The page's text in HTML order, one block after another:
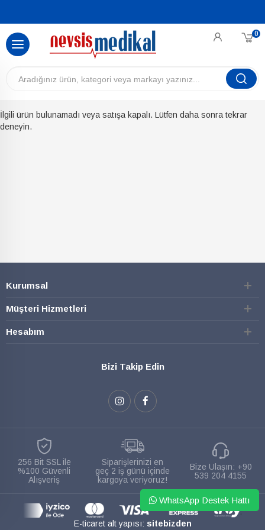
0
İlgili ürün bulunamadı veya satışa kapalı. Lütfen daha sonra tekrar
deneyin.
Kurumsal
Müşteri Hizmetleri
Hesabım
Bizi Takip Edin
256 Bit SSL ile
%100 Güvenli
Alışveriş
Siparişlerinizi en
geç 2 iş günü içinde
kargoya veriyoruz!
Bize Ulaşın: +90
539 204 4155
E-ticaret alt yapısı: sitebizden
WhatsApp Destek Hattı